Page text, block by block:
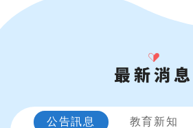
最新消息
公告訊息 教育新知